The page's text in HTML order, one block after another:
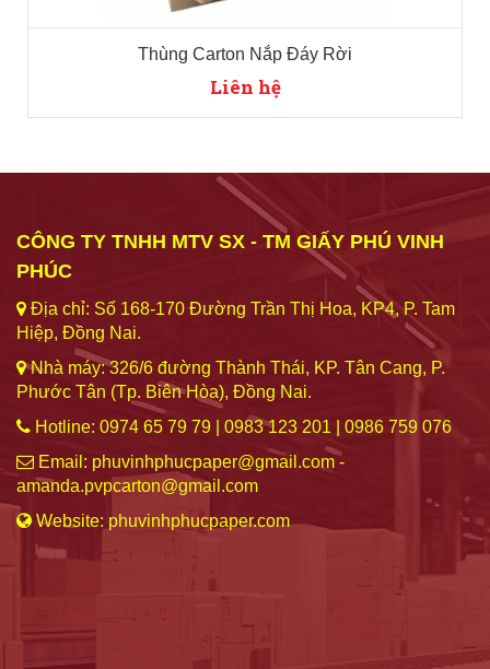
Thùng Carton Nắp Đáy Rời
Liên hệ
CÔNG TY TNHH MTV SX - TM GIẤY PHÚ VINH
PHÚC
Địa chỉ: Số 168-170 Đường Trần Thị Hoa, KP4, P. Tam
Hiệp, Đồng Nai.
Nhà máy: 326/6 đường Thành Thái, KP. Tân Cang, P.
Phước Tân (Tp. Biên Hòa), Đồng Nai.
Hotline: 0974 65 79 79 | 0983 123 201 | 0986 759 076
Email: phuvinhphucpaper@gmail.com -
amanda.pvpcarton@gmail.com
Website: phuvinhphucpaper.com